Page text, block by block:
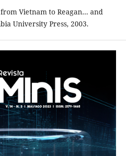
Vietnam to Reagan… and
University Press, 2003.